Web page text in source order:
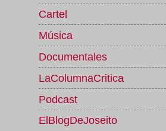
Cartel
Música
Documentales
LaColumnaCritica
Podcast
ElBlogDeJoseito